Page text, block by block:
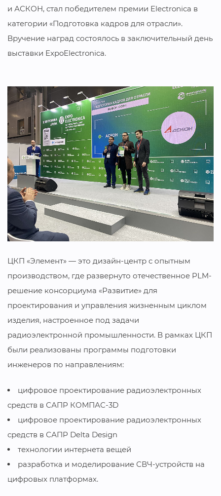
и АСКОН, стал победителем премии Electronica в
категории «Подготовка кадров для отрасли».
Вручение наград состоялось в заключительный день
выставки ExpoElectronica.
ЦКП «Элемент» — это дизайн-центр с опытным
производством, где развернуто отечественное PLM-
решение консорциума «Развитие» для
проектирования и управления жизненным циклом
изделия, настроенное под задачи
радиоэлектронной промышленности. В рамках ЦКП
были реализованы программы подготовки
инженеров по направлениям:
цифровое проектирование радиоэлектронных
средств в САПР КОМПАС-3D
цифровое проектирование радиоэлектронных
средств в САПР Delta Design
технологии интернета вещей
разработка и моделирование СВЧ-устройств на
цифровых платформах.